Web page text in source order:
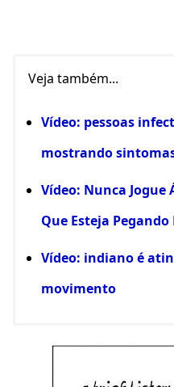
Veja também...
Vídeo: pessoas
mostrando
Vídeo: Nunca Jogue
Que Esteja Pegando
Vídeo: indiano é
movimento